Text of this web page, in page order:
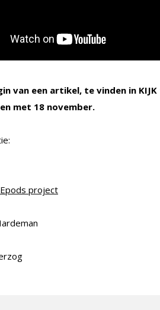
van een artikel, te vinden in
met 18 november.
project